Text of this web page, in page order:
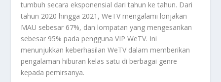
tumbuh secara eksponensial dari tahun ke tahun. Dari
tahun 2020 hingga 2021, WeTV mengalami lonjakan
MAU sebesar 67%, dan lompatan yang mengesankan
sebesar 95% pada pengguna VIP WeTV. Ini
menunjukkan keberhasilan WeTV dalam memberikan
pengalaman hiburan kelas satu di berbagai genre
kepada pemirsanya.